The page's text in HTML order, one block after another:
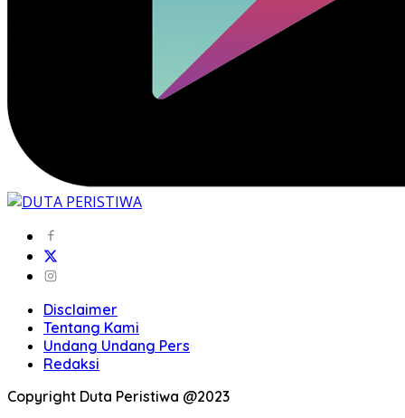
Disclaimer
Tentang Kami
Undang Undang Pers
Redaksi
Copyright Duta Peristiwa @2023